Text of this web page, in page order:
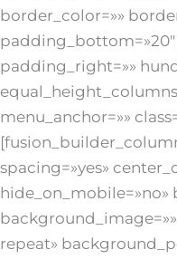
border_color=»»
padding_right=»»
menu_anchor=»»
spacing=»yes»
hide_on_mobile=»no»
repeat»